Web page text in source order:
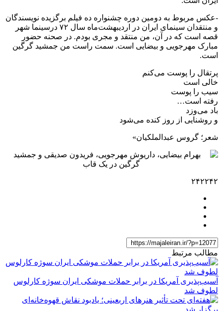
-عکس مربوط به دومین دوره چشنواره ده فیلم برگزیده نویسندگان
و منتقدان سینمای ایران در اردیبهشت‌ماه سال ۷۲ درسینما شهر
قصه است که در آن، من منتقد و مجری بودم. در صحنه حضور
مبارک مهرجویی و بیضایی است. سمت راست من جمشید گرگین
است.
پرتقال را پوست می‌کنم
خالی است
سیب را پوست
رفته است…
باد می‌وزد
و روشنایی از روز کنده می‌شود
شعر؛ گروس عبدالملکیان»
۲۴۲۲۴۲
مطالب مرتبط
آسیب‌پذیری آمریکا در برابر حملات موشکی ایران سوژه کارلوس
لطوف شد